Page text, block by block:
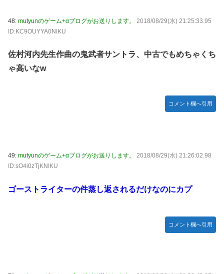
48: mutyunのゲーム+αブログがお送りします。
2018/08/29(水) 21:25:33.95
ID:KC9OUYYA0NIKU
佐村河内先生作曲の鬼武者サントラ、中古でもめちゃくち
ゃ高いなw
コメント欄へ引用
49: mutyunのゲーム+αブログがお送りします。
2018/08/29(水) 21:26:02.98
ID:sO4i0zTjKNIKU
ゴーストライターの件蒸し返されるだけなのにカプ
コメント欄へ引用